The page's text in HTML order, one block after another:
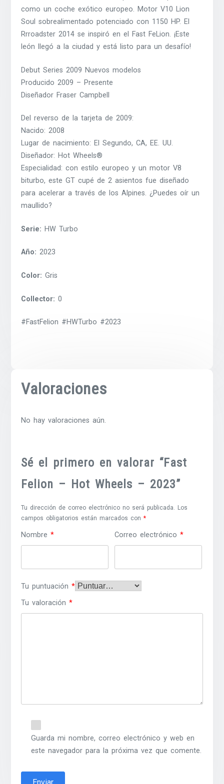
como un coche exótico europeo. Motor V10 Lion
Soul sobrealimentado potenciado con 1150 HP. El
Rrroadster 2014 se inspiró en el Fast FeLion. ¡Este
león llegó a la ciudad y está listo para un desafío!
Debut Series 2009 Nuevos modelos
Producido 2009 – Presente
Diseñador Fraser Campbell
Del reverso de la tarjeta de 2009:
Nacido: 2008
Lugar de nacimiento: El Segundo, CA, EE. UU.
Diseñador: Hot Wheels®
Especialidad: con estilo europeo y un motor V8
biturbo, este GT cupé de 2 asientos fue diseñado
para acelerar a través de los Alpines. ¿Puedes oír un
maullido?
Serie: HW Turbo
Año: 2023
Color: Gris
Collector: 0
#FastFelion #HWTurbo #2023
Valoraciones
No hay valoraciones aún.
Sé el primero en valorar “Fast
Felion – Hot Wheels – 2023”
Tu dirección de correo electrónico no será publicada. Los
campos obligatorios están marcados con*
Nombre* Correo electrónico*
Tu puntuación*
Tu valoración*
Guarda mi nombre, correo electrónico y web en
este navegador para la próxima vez que comente.